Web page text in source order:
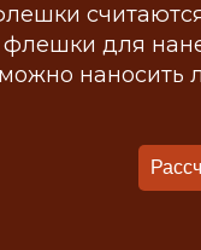
для
наносить